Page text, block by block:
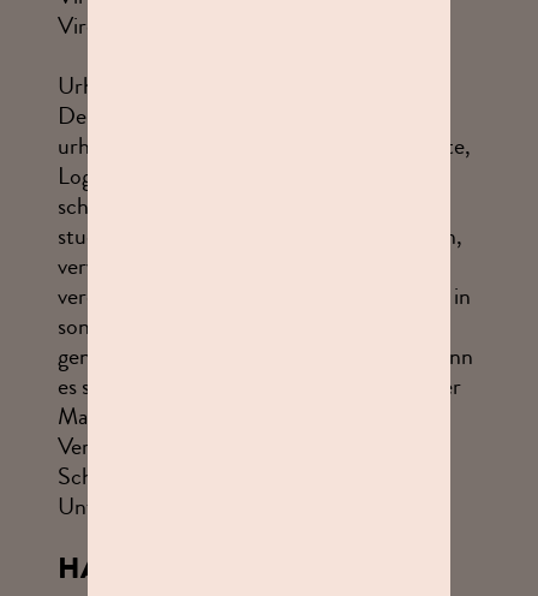
Virensuchsoftware zu prüfen.
Urheberrechte und Sonderschutzrechte
Der Inhalt dieser Internetseiten ist
urheberrechtlich geschützt. Grafiken, Texte,
Logos, Bilder usw. dürfen nur nach
schriftlicher Genehmigung durch die
studioline Holding GmbH heruntergeladen,
vervielfältigt, kopiert, geändert,
veröffentlicht, versendet, übertragen oder in
sonstiger Form genutzt werden. Bei
genannten Produkt- und Firmennamen kann
es sich um eingetragene Warenzeichen oder
Marken handeln. Die unberechtigte
Verwendung kann zu
Schadensersatzansprüchen und
Unterlassungsansprüchen führen.
HAFTUNG